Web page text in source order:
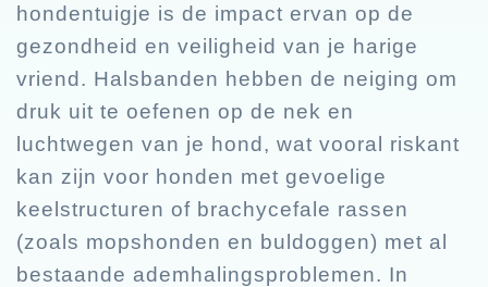
hondentuigje is de impact ervan op de
gezondheid en veiligheid van je harige
vriend. Halsbanden hebben de neiging om
druk uit te oefenen op de nek en
luchtwegen van je hond, wat vooral riskant
kan zijn voor honden met gevoelige
keelstructuren of brachycefale rassen
(zoals mopshonden en buldoggen) met al
bestaande ademhalingsproblemen. In